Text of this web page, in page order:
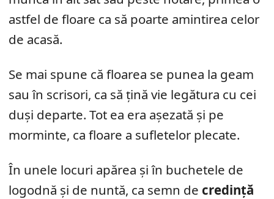
astfel de floare ca să poarte amintirea celor
de acasă.
Se mai spune că floarea se punea la geam
sau în scrisori, ca să țină vie legătura cu cei
duși departe. Tot ea era așezată și pe
morminte, ca floare a sufletelor plecate.
În unele locuri apărea și în buchetele de
logodnă și de nuntă, ca semn de credință